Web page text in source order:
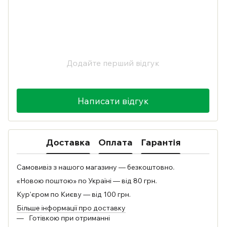
Додайте перший відгук
Написати відгук
Доставка Оплата Гарантія
Самовивіз з нашого магазину — безкоштовно.
«Новою поштою» по Україні — від 80 грн.
Кур'єром по Києву — від 100 грн.
Більше інформації про доставку
Готівкою при отриманні